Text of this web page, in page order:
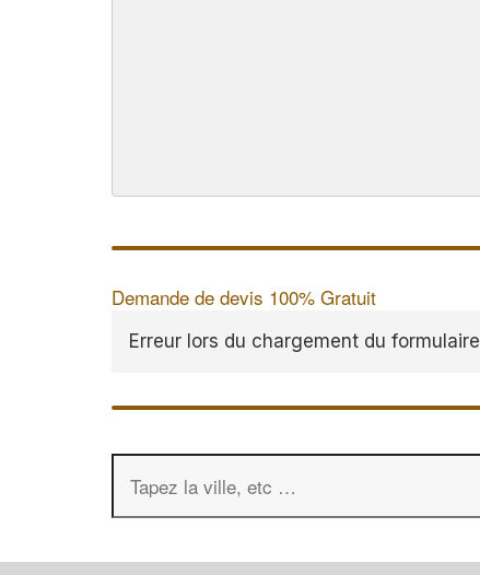
Demande de devis 100% Gratuit
Erreur lors du chargement du formulaire